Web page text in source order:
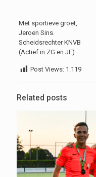
Met sportieve groet,
Jeroen Sins.
Scheidsrechter KNVB
(Actief in ZG en JE)
Post Views: 1.119
Related posts